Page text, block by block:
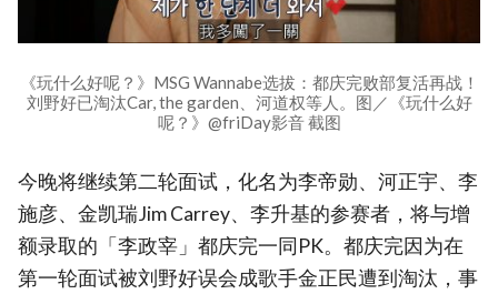
《玩什么好呢？》MSG Wannabe选拔：都庆完败部复活再战！
刘野好已淘汰Car, the garden、河道权等人。图／《玩什么好
呢？》@friDay影音 截图
今晚将继续第二轮面试，化名为李帝勋、河正宇、李
施彦、金凯瑞Jim Carrey、李升基的参赛者，将与增
额录取的「李政宰」都庆完一同PK。都庆完因为在
第一轮面试被刘野好误会成歌手金正民遭到淘汰，事